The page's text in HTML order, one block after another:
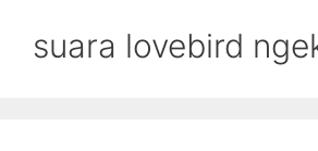
suara lovebird